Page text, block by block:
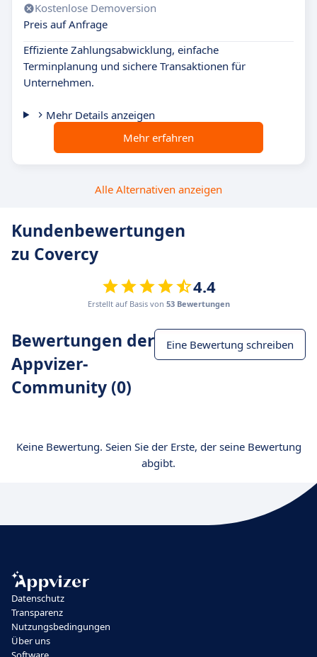
Kostenlose Demoversion
Preis auf Anfrage
Effiziente Zahlungsabwicklung, einfache
Terminplanung und sichere Transaktionen für
Unternehmen.
Mehr Details anzeigen
Mehr erfahren
Alle Alternativen anzeigen
Kundenbewertungen
zu Covercy
4.4
Erstellt auf Basis von 53 Bewertungen
Bewertungen der
Appvizer-
Community (0)
Eine Bewertung schreiben
Keine Bewertung. Seien Sie der Erste, der seine Bewertung
abgibt.
Datenschutz
Transparenz
Nutzungsbedingungen
Über uns